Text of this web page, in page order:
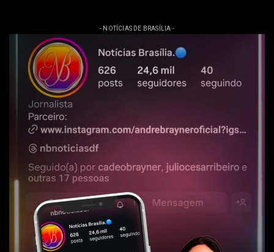
- NOTÍCIAS DE BRASÍLIA -